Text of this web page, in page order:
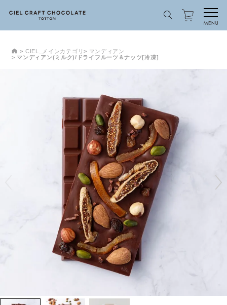
CIEL_メインカテゴリ
マンディアン
マンディアン(ミルク)/ドライフルーツ＆ナッツ[冷凍]